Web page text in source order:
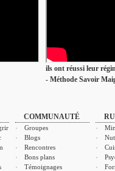
ils ont réussi leur
- Méthode Savoir
COMMUNAUTÉ
Groupes
Blogs
Rencontres
Bons plans
Témoignages